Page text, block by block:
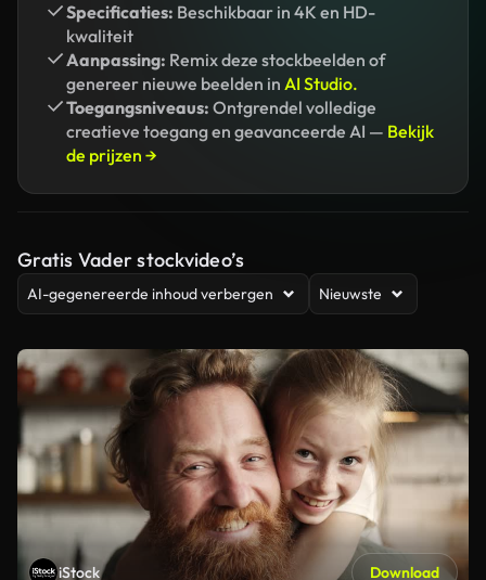
Specificaties: Beschikbaar in 4K en HD-
kwaliteit
Aanpassing: Remix deze stockbeelden of
genereer nieuwe beelden in AI Studio.
Toegangsniveaus: Ontgrendel volledige
creatieve toegang en geavanceerde AI — Bekijk
de prijzen →
Gratis Vader stockvideo’s
AI-gegenereerde inhoud verbergen Nieuwste
iStock Download